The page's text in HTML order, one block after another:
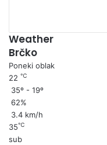
Weather
Brčko
Poneki oblak
22 ℃
35º - 19º
62%
3.4 km/h
35℃
sub